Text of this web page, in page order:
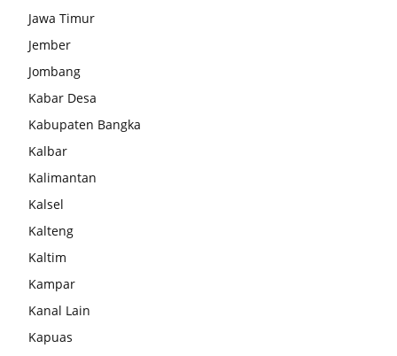
Jawa Timur
Jember
Jombang
Kabar Desa
Kabupaten Bangka
Kalbar
Kalimantan
Kalsel
Kalteng
Kaltim
Kampar
Kanal Lain
Kapuas